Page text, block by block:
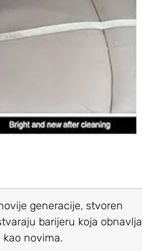
generacije, stvoren
barijeru koja obnavlja
novima.